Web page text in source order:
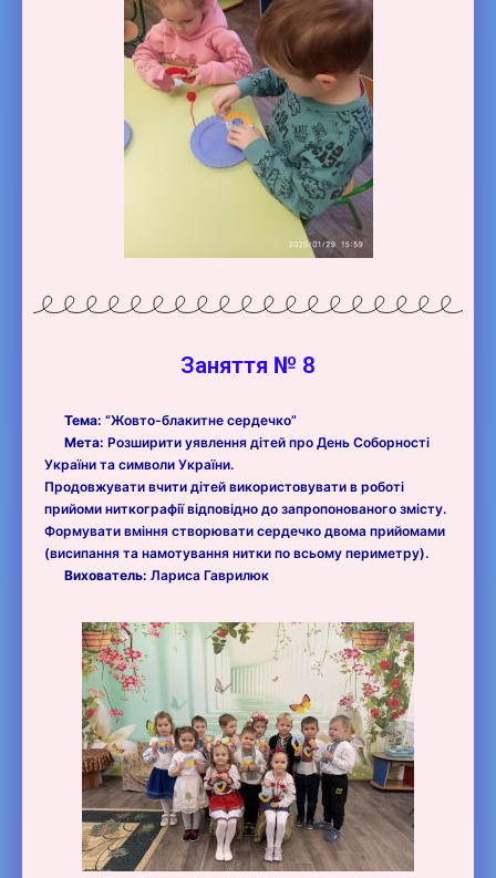
Заняття № 8
Тема: “Жовто-блакитне сердечко”
Мета: Розширити уявлення дітей про День Соборності
України та символи України.
Продовжувати вчити дітей використовувати в роботі
прийоми ниткографії відповідно до запропонованого змісту.
Формувати вміння створювати сердечко двома прийомами
(висипання та намотування нитки по всьому периметру).
Вихователь: Лариса Гаврилюк